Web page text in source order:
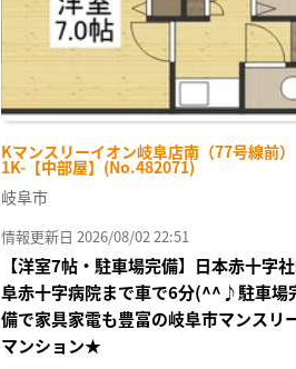
Kマンスリーイオン岐阜店南（77号線前）
1K-【中部屋】(No.482071)
岐阜市
情報更新日 2026/08/02 22:51
【洋室7帖・駐車場完備】日本赤十字
阜赤十字病院まで車で6分(^^♪駐車場
備で家具家電も豊富の岐阜市マンスリ
マンション★